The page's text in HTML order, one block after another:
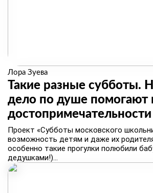
Лора Зуева
Такие разные субботы.
дело по душе помогают
достопримечательности
Проект «Субботы московского
возможность детям и даже их
особенно такие прогулки полюбили
дедушками!)...